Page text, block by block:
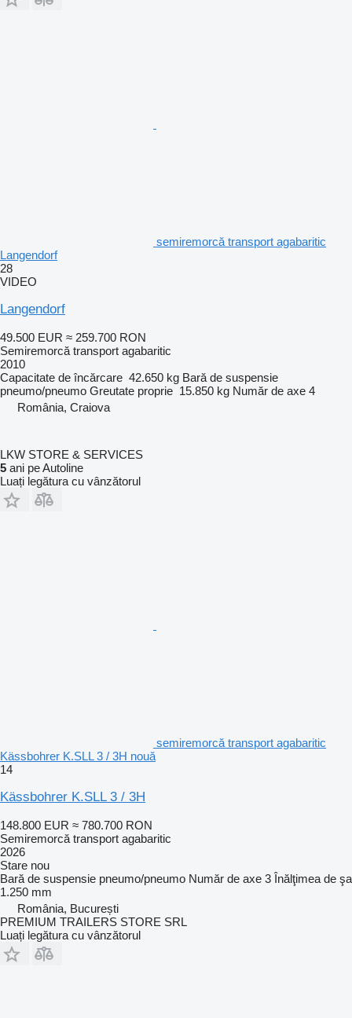
semiremorcă transport agabaritic
Langendorf
28
VIDEO
Langendorf
49.500 EUR ≈ 259.700 RON
Semiremorcă transport agabaritic
2010
Capacitate de încărcare 42.650 kg Bară de suspensie
pneumo/pneumo Greutate proprie 15.850 kg Număr de axe 4
România, Craiova
LKW STORE & SERVICES
5 ani pe Autoline
Luați legătura cu vânzătorul
semiremorcă transport agabaritic
Kässbohrer K.SLL 3 / 3H nouă
14
Kässbohrer K.SLL 3 / 3H
148.800 EUR ≈ 780.700 RON
Semiremorcă transport agabaritic
2026
Stare nou
Bară de suspensie pneumo/pneumo Număr de axe 3 Înălţimea de şa
1.250 mm
România, București
PREMIUM TRAILERS STORE SRL
Luați legătura cu vânzătorul